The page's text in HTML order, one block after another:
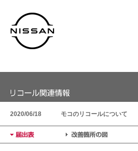
2020/06/18 モコのリコールについて